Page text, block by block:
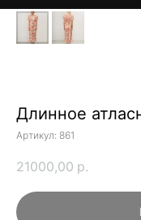
Длинное
Артикул: 861
21000,00 р.